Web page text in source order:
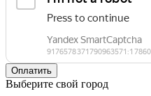
Оплатить
Выберите свой город